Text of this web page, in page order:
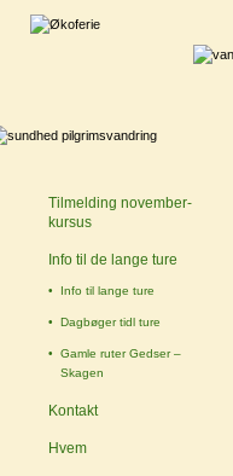
Tilmelding november-
kursus
Info til de lange ture
Info til lange ture
Dagbøger tidl ture
Gamle ruter Gedser –
Skagen
Kontakt
Hvem